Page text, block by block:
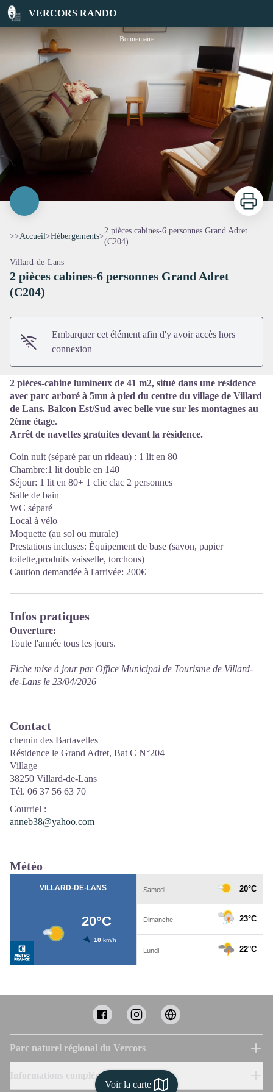
VERCORS RANDO
2 pièces cabines-6 personnes Grand Adret (C204)
Voir la carte
Bonnemaire
Imprimer
>>Accueil>Hébergements>
2 pièces cabines-6 personnes Grand Adret
(C204)
Villard-de-Lans
2 pièces cabines-6 personnes Grand Adret
(C204)
Embarquer cet élément afin d'y avoir accès hors
connexion
2 pièces-cabine lumineux de 41 m2, situé dans une résidence
avec parc arboré à 5mn à pied du centre du village de Villard
de Lans. Balcon Est/Sud avec belle vue sur les montagnes au
2ème étage.
Arrêt de navettes gratuites devant la résidence.
Coin nuit (séparé par un rideau) : 1 lit en 80
Chambre:1 lit double en 140
Séjour: 1 lit en 80+ 1 clic clac 2 personnes
Salle de bain
WC séparé
Local à vélo
Moquette (au sol ou murale)
Prestations incluses: Équipement de base (savon, papier
toilette,produits vaisselle, torchons)
Caution demandée à l'arrivée: 200€
Infos pratiques
Ouverture:
Toute l'année tous les jours.
Fiche mise à jour par Office Municipal de Tourisme de Villard-
de-Lans le 23/04/2026
Contact
chemin des Bartavelles
Résidence le Grand Adret, Bat C N°204
Village
38250 Villard-de-Lans
Tél. 06 37 56 63 70
Courriel :
anneb38@yahoo.com
Météo
Parc naturel régional du Vercors
Informations complémentaires